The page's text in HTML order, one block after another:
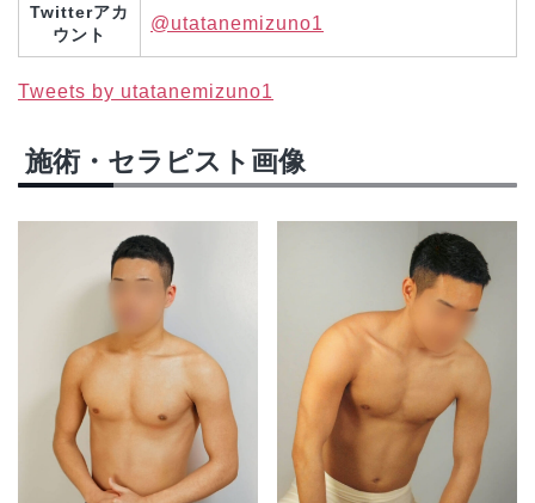
Twitterアカ
ウント
@utatanemizuno1
Tweets by utatanemizuno1
施術・セラピスト画像